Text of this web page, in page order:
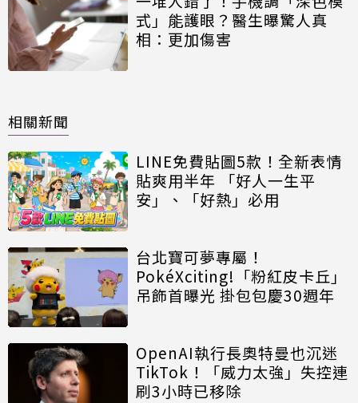
式」能護眼？醫生曝驚人真
相：更加傷害
相關新聞
LINE免費貼圖5款！全新表情
貼爽用半年 「好人一生平
安」、「好熱」必用
台北寶可夢專屬！
PokéXciting!「粉紅皮卡丘」
吊飾首曝光 掛包包慶30週年
OpenAI執行長奧特曼也沉迷
TikTok！「威力太強」失控連
刷3小時已移除